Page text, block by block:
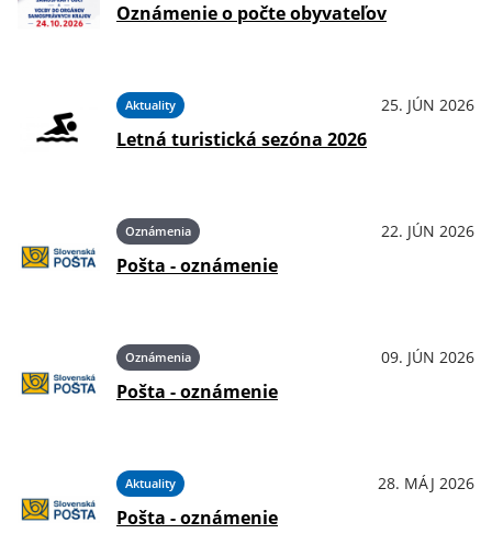
Oznámenie o počte obyvateľov
Aktuality 25. JÚN 2026
Letná turistická sezóna 2026
Oznámenia 22. JÚN 2026
Pošta - oznámenie
Oznámenia 09. JÚN 2026
Pošta - oznámenie
Aktuality 28. MÁJ 2026
Pošta - oznámenie